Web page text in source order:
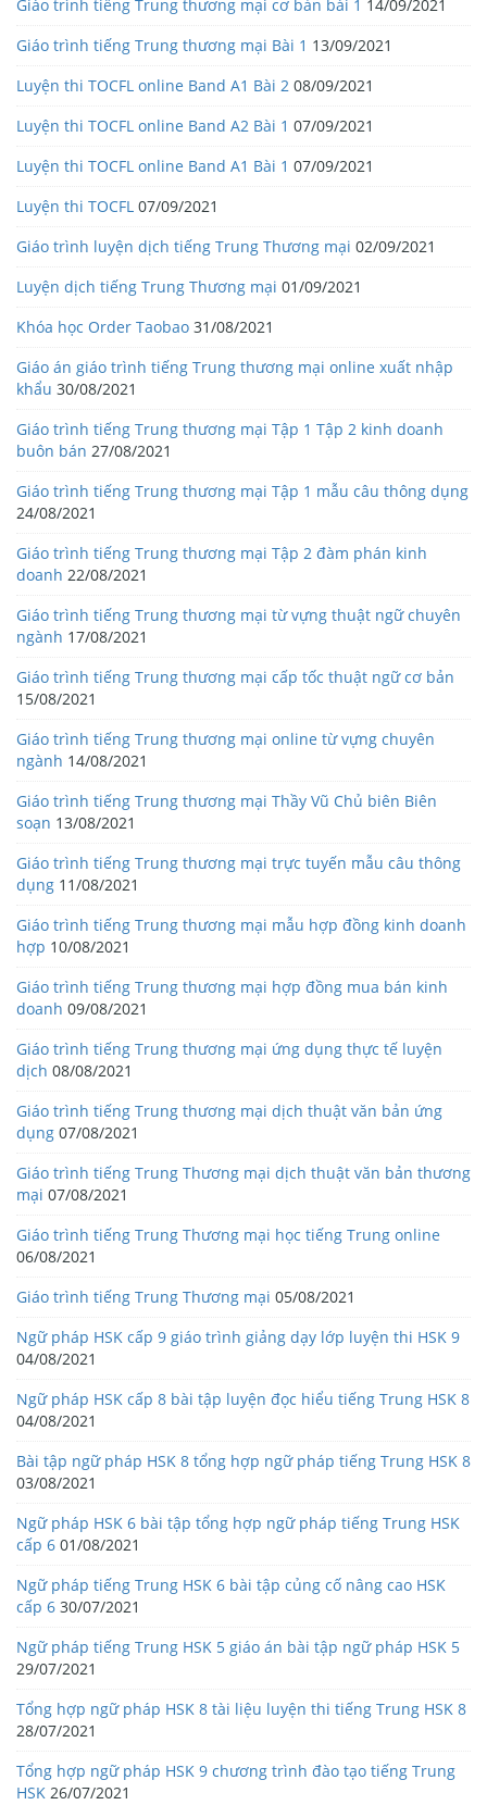
Giáo trình tiếng Trung thương mại cơ bản bài 1 14/09/2021
Giáo trình tiếng Trung thương mại Bài 1 13/09/2021
Luyện thi TOCFL online Band A1 Bài 2 08/09/2021
Luyện thi TOCFL online Band A2 Bài 1 07/09/2021
Luyện thi TOCFL online Band A1 Bài 1 07/09/2021
Luyện thi TOCFL 07/09/2021
Giáo trình luyện dịch tiếng Trung Thương mại 02/09/2021
Luyện dịch tiếng Trung Thương mại 01/09/2021
Khóa học Order Taobao 31/08/2021
Giáo án giáo trình tiếng Trung thương mại online xuất nhập
khẩu 30/08/2021
Giáo trình tiếng Trung thương mại Tập 1 Tập 2 kinh doanh
buôn bán 27/08/2021
Giáo trình tiếng Trung thương mại Tập 1 mẫu câu thông dụng
24/08/2021
Giáo trình tiếng Trung thương mại Tập 2 đàm phán kinh
doanh 22/08/2021
Giáo trình tiếng Trung thương mại từ vựng thuật ngữ chuyên
ngành 17/08/2021
Giáo trình tiếng Trung thương mại cấp tốc thuật ngữ cơ bản
15/08/2021
Giáo trình tiếng Trung thương mại online từ vựng chuyên
ngành 14/08/2021
Giáo trình tiếng Trung thương mại Thầy Vũ Chủ biên Biên
soạn 13/08/2021
Giáo trình tiếng Trung thương mại trực tuyến mẫu câu thông
dụng 11/08/2021
Giáo trình tiếng Trung thương mại mẫu hợp đồng kinh doanh
hợp 10/08/2021
Giáo trình tiếng Trung thương mại hợp đồng mua bán kinh
doanh 09/08/2021
Giáo trình tiếng Trung thương mại ứng dụng thực tế luyện
dịch 08/08/2021
Giáo trình tiếng Trung thương mại dịch thuật văn bản ứng
dụng 07/08/2021
Giáo trình tiếng Trung Thương mại dịch thuật văn bản thương
mại 07/08/2021
Giáo trình tiếng Trung Thương mại học tiếng Trung online
06/08/2021
Giáo trình tiếng Trung Thương mại 05/08/2021
Ngữ pháp HSK cấp 9 giáo trình giảng dạy lớp luyện thi HSK 9
04/08/2021
Ngữ pháp HSK cấp 8 bài tập luyện đọc hiểu tiếng Trung HSK 8
04/08/2021
Bài tập ngữ pháp HSK 8 tổng hợp ngữ pháp tiếng Trung HSK 8
03/08/2021
Ngữ pháp HSK 6 bài tập tổng hợp ngữ pháp tiếng Trung HSK
cấp 6 01/08/2021
Ngữ pháp tiếng Trung HSK 6 bài tập củng cố nâng cao HSK
cấp 6 30/07/2021
Ngữ pháp tiếng Trung HSK 5 giáo án bài tập ngữ pháp HSK 5
29/07/2021
Tổng hợp ngữ pháp HSK 8 tài liệu luyện thi tiếng Trung HSK 8
28/07/2021
Tổng hợp ngữ pháp HSK 9 chương trình đào tạo tiếng Trung
HSK 26/07/2021